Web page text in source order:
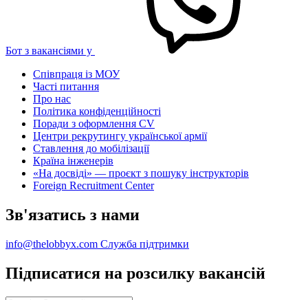
Бот з вакансіями у
Співпраця із МОУ
Часті питання
Про нас
Політика конфіденційності
Поради з оформлення CV
Центри рекрутингу української армії
Ставлення до мобілізації
Країна інженерів
«На досвіді» — проєкт з пошуку інструкторів
Foreign Recruitment Center
Зв'язатись з нами
info@thelobbyx.com Служба підтримки
Підписатися на розсилку вакансій